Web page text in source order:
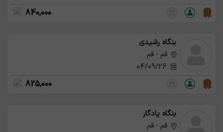
840,000
بنگاه رشیدی
قم - قم
04/09/26
825,000
بنگاه یادگار
قم - قم